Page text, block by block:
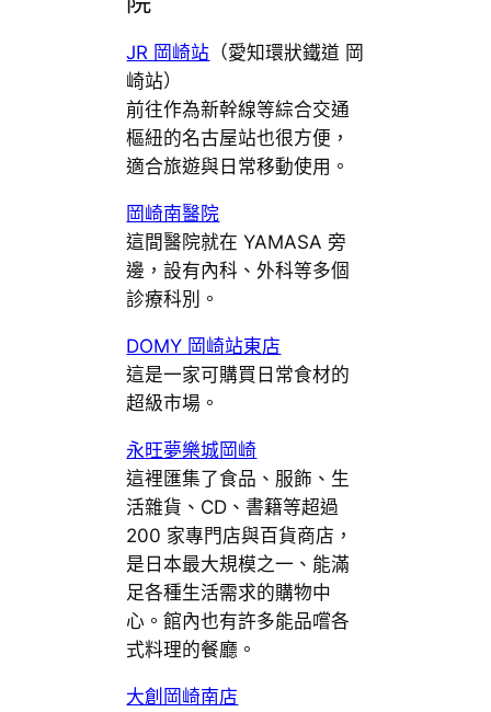
JR 岡崎站 （愛知環狀鐵道 岡
崎站）
前往作為新幹線等綜合交通
樞紐的名古屋站也很方便，
適合旅遊與日常移動使用。
岡崎南醫院
這間醫院就在 YAMASA 旁
邊，設有內科、外科等多個
診療科別。
DOMY 岡崎站東店
這是一家可購買日常食材的
超級市場。
永旺夢樂城岡崎
這裡匯集了食品、服飾、生
活雜貨、CD、書籍等超過
200 家專門店與百貨商店，
是日本最大規模之一、能滿
足各種生活需求的購物中
心。館內也有許多能品嚐各
式料理的餐廳。
大創岡崎南店